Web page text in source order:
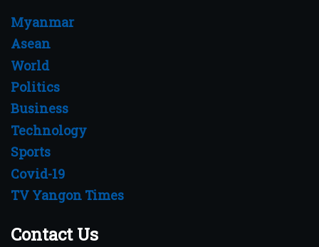
Myanmar
Asean
World
Politics
Business
Technology
Sports
Covid-19
TV Yangon Times
Contact Us